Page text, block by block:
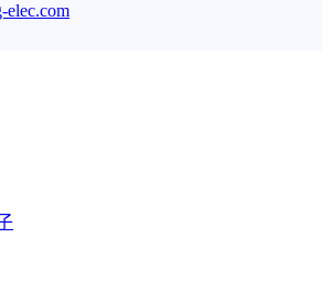
elec.com